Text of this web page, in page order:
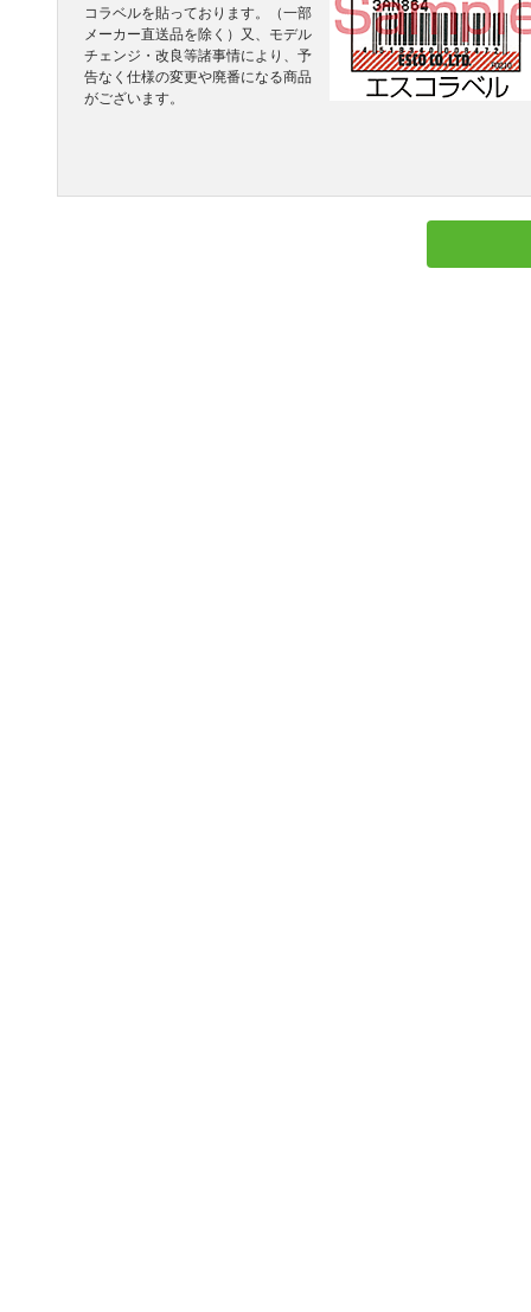
コラベルを貼っております。（一部
メーカー直送品を除く）又、モデル
チェンジ・改良等諸事情により、予
告なく仕様の変更や廃番になる商品
がございます。